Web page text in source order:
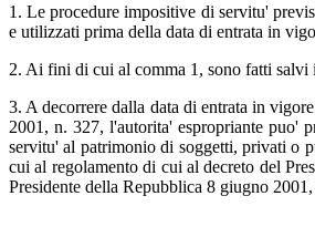
1. Le procedure impositive di servitu'
e utilizzati prima della data di entrata in
2. Ai fini di cui al comma 1, sono fatti
3. A decorrere dalla data di entrata in
2001, n. 327, l'autorita' espropriante puo'
servitu' al patrimonio di soggetti, privati o
cui al regolamento di cui al decreto del
Presidente della Repubblica 8 giugno